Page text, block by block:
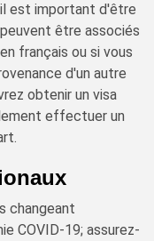
est important d'être
être associés
français ou si vous
d'un autre
obtenir un visa
effectuer un
changeant
COVID-19; assurez-